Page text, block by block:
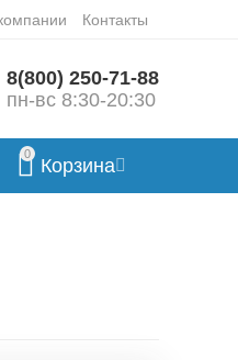
Контакты
8(800) 250-71-88
пн-вс 8:30-20:30
0
Корзина